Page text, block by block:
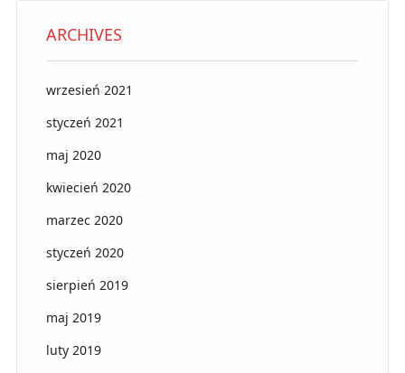
ARCHIVES
wrzesień 2021
styczeń 2021
maj 2020
kwiecień 2020
marzec 2020
styczeń 2020
sierpień 2019
maj 2019
luty 2019